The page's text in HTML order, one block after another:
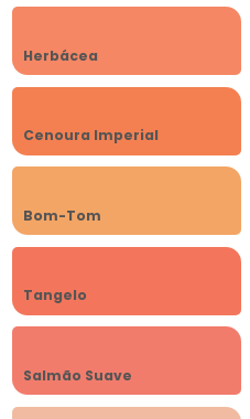
Herbácea
Cenoura Imperial
Bom-Tom
Tangelo
Salmão Suave